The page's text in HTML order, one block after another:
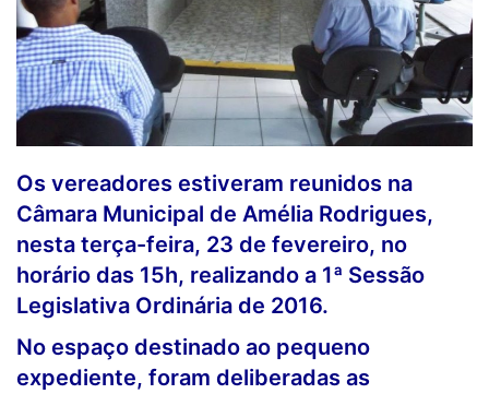
Os vereadores estiveram reunidos na
Câmara Municipal de Amélia Rodrigues,
nesta terça-feira, 23 de fevereiro, no
horário das 15h, realizando a 1ª Sessão
Legislativa Ordinária de 2016.
No espaço destinado ao pequeno
expediente, foram deliberadas as